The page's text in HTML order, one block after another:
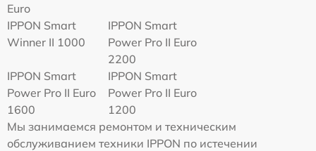
Euro
IPPON Smart
Winner II 1000
IPPON Smart
Power Pro II Euro
2200
IPPON Smart
Power Pro II Euro
1600
IPPON Smart
Power Pro II Euro
1200
Мы занимаемся ремонтом и техническим
обслуживанием техники IPPON по истечении